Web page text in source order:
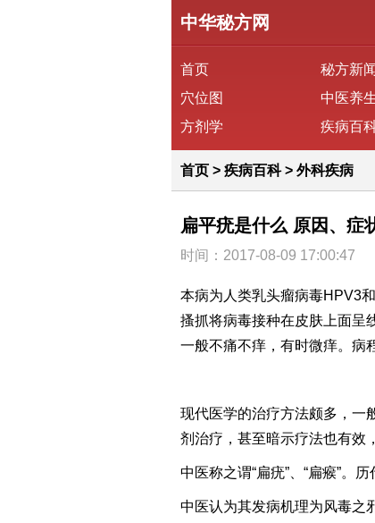
中华秘方网
首页 秘方新闻
穴位图
中医养
方剂学
疾病百
首页 > 疾病百科> 外科疾病
扁平疣是什么 原因、症
时间：2017-08-09 17:00:47
本病为人类乳头瘤病毒HPV3
搔抓将病毒接种在皮肤上面呈
一般不痛不痒，有时微痒。病
现代医学的治疗方法颇多，一
剂治疗，甚至暗示疗法也有效
中医称之谓“扁疣”、“扁瘊”。
中医认为其发病机理为风毒之